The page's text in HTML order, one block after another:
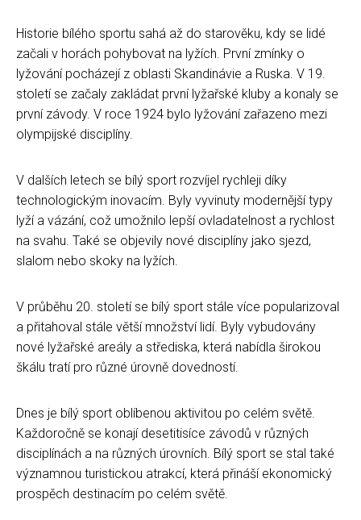
Historie bílého sportu sahá až do starověku, kdy se lidé
začali v horách pohybovat na lyžích. První zmínky o
lyžování pocházejí z oblasti Skandinávie a Ruska. V 19.
století se začaly zakládat první lyžařské kluby a konaly se
první závody. V roce 1924 bylo lyžování zařazeno mezi
olympijské disciplíny.
V dalších letech se bílý sport rozvíjel rychleji díky
technologickým inovacím. Byly vyvinuty modernější typy
lyží a vázání, což umožnilo lepší ovladatelnost a rychlost
na svahu. Také se objevily nové disciplíny jako sjezd,
slalom nebo skoky na lyžích.
V průběhu 20. století se bílý sport stále více popularizoval
a přitahoval stále větší množství lidí. Byly vybudovány
nové lyžařské areály a střediska, která nabídla širokou
škálu tratí pro různé úrovně dovedností.
Dnes je bílý sport oblíbenou aktivitou po celém světě.
Každoročně se konají desetitisíce závodů v různých
disciplínách a na různých úrovních. Bílý sport se stal také
významnou turistickou atrakcí, která přináší ekonomický
prospěch destinacím po celém světě.